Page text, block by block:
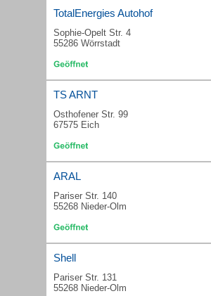
TotalEnergies Autohof
Sophie-Opelt Str. 4
55286 Wörrstadt
TS ARNT
Osthofener Str. 99
67575 Eich
ARAL
Pariser Str. 140
55268 Nieder-Olm
Shell
Pariser Str. 131
55268 Nieder-Olm